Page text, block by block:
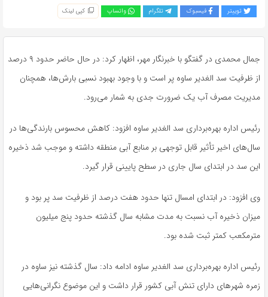
توییتر فیسبوک تلگرام واتساپ کپی لینک
جمال محمدی در گفتگو با خبرنگار مهر، اظهار کرد: در حال حاضر حدود ۹ درصد
از ظرفیت سد الغدیر ساوه پر است و با وجود بهبود نسبی بارش‌ها، همچنان
مدیریت مصرف آب یک ضرورت جدی به شمار می‌رود.
رئیس اداره بهره‌برداری سد الغدیر ساوه افزود: کاهش محسوس بارندگی‌ها در
سال‌های اخیر تأثیر قابل توجهی بر منابع آبی منطقه داشته و موجب شد ذخیره
این سد در ابتدای سال جاری در سطح پایینی قرار گیرد.
وی افزود: در ابتدای امسال تنها حدود هفت درصد از ظرفیت سد پر بود و
میزان ذخیره آب نسبت به مدت مشابه سال گذشته حدود پنج میلیون
مترمکعب کمتر ثبت شده بود.
رئیس اداره بهره‌برداری سد الغدیر ساوه ادامه داد: سال گذشته نیز ساوه در
زمره شهرهای دارای تنش آبی کشور قرار داشت و این موضوع نگرانی‌هایی